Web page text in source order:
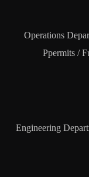
Operations
Ppermits /
Engineering